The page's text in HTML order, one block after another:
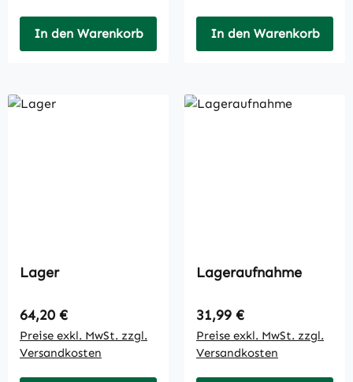
In den Warenkorb In den Warenkorb
Lager
Regulärer Preis:
64,20 €
Preise exkl. MwSt. zzgl.
Versandkosten
Lageraufnahme
Regulärer Preis:
31,99 €
Preise exkl. MwSt. zzgl.
Versandkosten